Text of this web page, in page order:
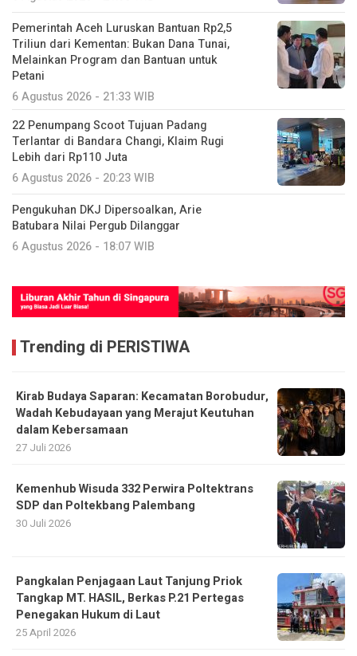
Pemerintah Aceh Luruskan Bantuan Rp2,5
Triliun dari Kementan: Bukan Dana Tunai,
Melainkan Program dan Bantuan untuk
Petani
6 Agustus 2026 - 21:33 WIB
22 Penumpang Scoot Tujuan Padang
Terlantar di Bandara Changi, Klaim Rugi
Lebih dari Rp110 Juta
6 Agustus 2026 - 20:23 WIB
Pengukuhan DKJ Dipersoalkan, Arie
Batubara Nilai Pergub Dilanggar
6 Agustus 2026 - 18:07 WIB
Trending di PERISTIWA
Kirab Budaya Saparan: Kecamatan Borobudur,
Wadah Kebudayaan yang Merajut Keutuhan
dalam Kebersamaan
27 Juli 2026
Kemenhub Wisuda 332 Perwira Poltektrans
SDP dan Poltekbang Palembang
30 Juli 2026
Pangkalan Penjagaan Laut Tanjung Priok
Tangkap MT. HASIL, Berkas P.21 Pertegas
Penegakan Hukum di Laut
25 April 2026